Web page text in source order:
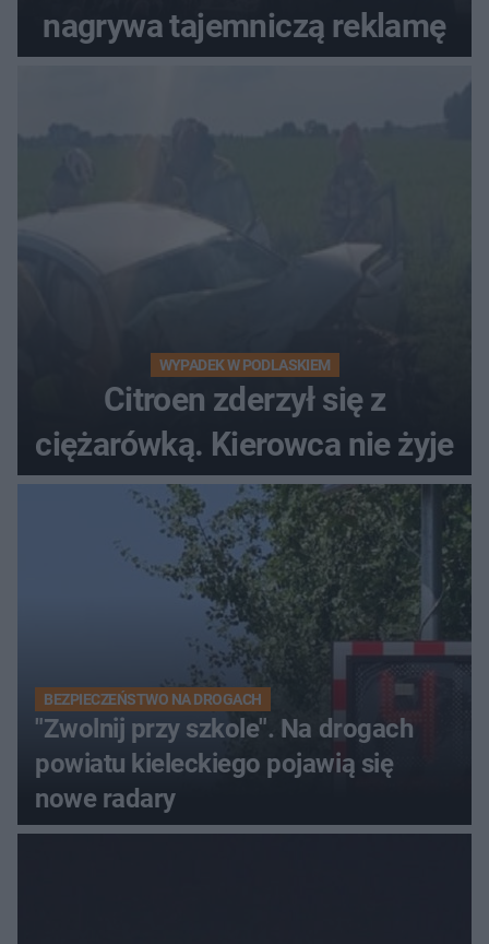
nagrywa tajemniczą reklamę
WYPADEK W PODLASKIEM
Citroen zderzył się z
ciężarówką. Kierowca nie żyje
BEZPIECZEŃSTWO NA DROGACH
"Zwolnij przy szkole". Na drogach
powiatu kieleckiego pojawią się
nowe radary